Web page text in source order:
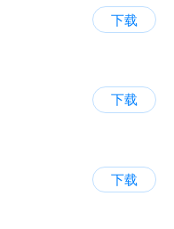
下载
下载
下载